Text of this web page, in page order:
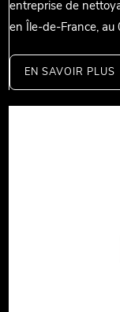
entreprise de
en Île-de-France,
EN SAVOIR PLUS